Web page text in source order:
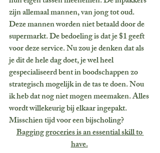
zijn allemaal mannen, van jong tot oud.
Deze mannen worden niet betaald door de
supermarkt. De bedoeling is dat je $1 geeft
voor deze service. Nu zou je denken dat als
je dit de hele dag doet, je wel heel
gespecialiseerd bent in boodschappen zo
strategisch mogelijk in de tas te doen. Nou
ik heb dat nog niet mogen meemaken. Alles
wordt willekeurig bij elkaar ingepakt.
Misschien tijd voor een bijscholing?
Bagging groceries is an essential skill to
have.